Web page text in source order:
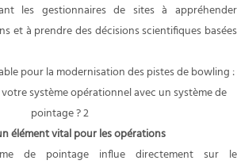
les gestionnaires de sites à appréhender
et à prendre des décisions scientifiques basées
élément vital pour les opérations
de pointage influe directement sur le